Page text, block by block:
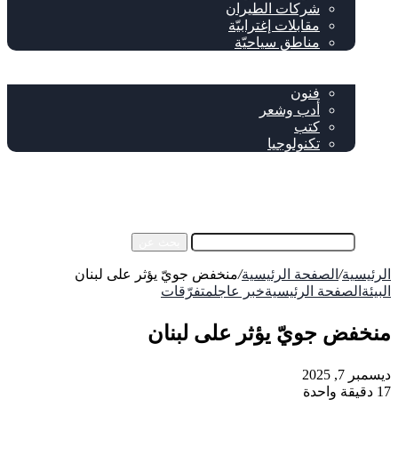
شركات الطيران
مقابلات إغترابيّة
مناطق سياحيّة
فنون
أدب وشعر
كتب
تكنولوجيا
الرئيسية/ الصفحة الرئيسية/منخفض جويّ يؤثر على لبنان
البيئة الصفحة الرئيسيةخبر عاجلمتفرّقات
منخفض جويّ يؤثر على لبنان
ديسمبر 7, 2025
17 دقيقة واحدة